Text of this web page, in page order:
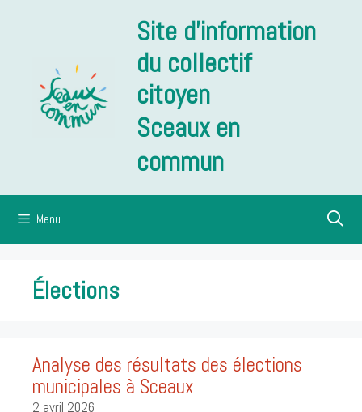
Site d'information
du collectif
citoyen
Sceaux en
commun
Menu
Élections
Analyse des résultats des élections
municipales à Sceaux
2 avril 2026